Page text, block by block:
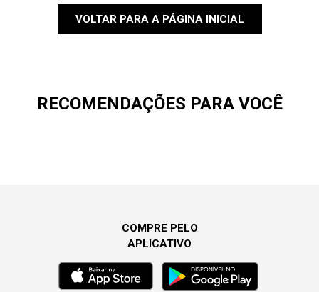
VOLTAR PARA A PÁGINA INICIAL
RECOMENDAÇÕES PARA VOCÊ
COMPRE PELO
APLICATIVO